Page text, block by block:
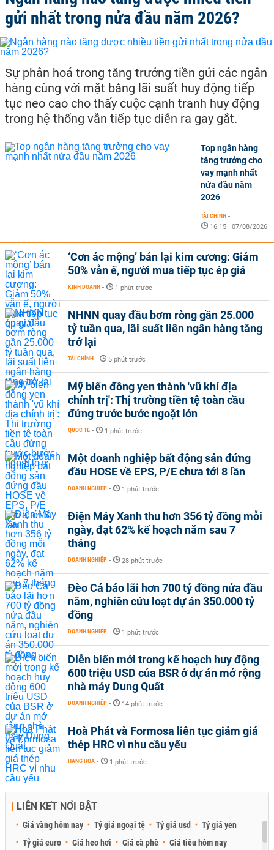
gửi nhất trong nửa đầu năm 2026?
Sự phân hoá trong tăng trưởng tiền gửi các ngân
hàng cùng với mặt bằng lãi suất huy động tiếp
tục neo cao cho thấy cuộc cạnh tranh huy động
trong hệ thống vẫn tiếp tục diễn ra gay gắt.
Top ngân hàng
tăng trưởng cho
vay mạnh nhất
nửa đầu năm
2026
TÀI CHÍNH -
16:15 | 07/08/2026
‘Cơn ác mộng’ bán lại kim cương: Giảm
50% vẫn ế, người mua tiếp tục ép giá
KINH DOANH - 1 phút trước
NHNN quay đầu bơm ròng gần 25.000
tỷ tuần qua, lãi suất liên ngân hàng tăng
trở lại
TÀI CHÍNH - 5 phút trước
Mỹ biến đồng yen thành 'vũ khí địa
chính trị': Thị trường tiền tệ toàn cầu
đứng trước bước ngoặt lớn
QUỐC TẾ - 1 phút trước
Một doanh nghiệp bất động sản đứng
đầu HOSE về EPS, P/E chưa tới 8 lần
DOANH NGHIỆP - 1 phút trước
Điện Máy Xanh thu hơn 356 tỷ đồng mỗi
ngày, đạt 62% kế hoạch năm sau 7
tháng
DOANH NGHIỆP - 28 phút trước
Đèo Cả báo lãi hơn 700 tỷ đồng nửa đầu
năm, nghiên cứu loạt dự án 350.000 tỷ
đồng
DOANH NGHIỆP - 1 phút trước
Diễn biến mới trong kế hoạch huy động
600 triệu USD của BSR ở dự án mở rộng
nhà máy Dung Quất
DOANH NGHIỆP - 14 phút trước
Hoà Phát và Formosa liên tục giảm giá
thép HRC vì nhu cầu yếu
HÀNG HÓA - 1 phút trước
LIÊN KẾT NỔI BẬT
Giá vàng hôm nay Tỷ giá ngoại tệ Tỷ giá usd
Tỷ giá yen
Tỷ giá euro
Giá heo hơi Giá cà phê Giá tiêu hôm nay